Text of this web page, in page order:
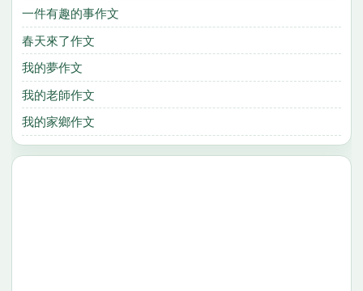
一件有趣的事作文
春天來了作文
我的夢作文
我的老師作文
我的家鄉作文